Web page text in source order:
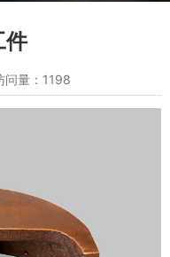
件
量：1198